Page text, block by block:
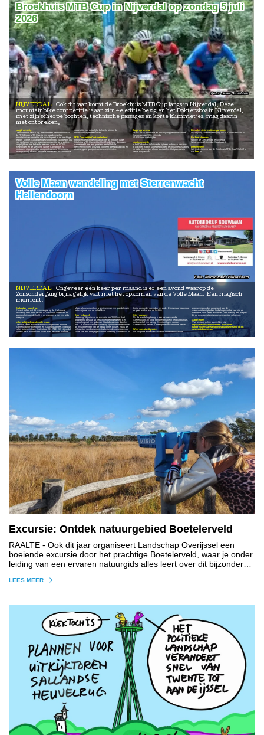
Broekhuis MTB Cup in Nijverdal op zondag 5 juli
2026
NIJVERDAL
mountainbike competitie is aan zijn 4e editie bezig en het Doktersbos in Nijverdal,
met zijn scherpe bochten, technische passages en korte klimmetjes, mag daarin
niet ontbreken.
Laagdrempelig
De Broekhuis MTB Cup, die voorheen bekend stond als
de FPS Bouw MTB Cup, is een laagdrempelige
mountainbike competitie die zich afspeelt in de prachtige
regio's Twente, Salland en de Achterhoek. Wat begon als
een verlangen om een regionale competitie op te zetten,
vergelijkbaar met bekende reeksen zoals de GOW-
wedstrijden en de Veluwse Winter Competitie, is
inmiddels uitgegroeid tot een groot succes. De enorme
belangstelling bewijst dat deze zomerse MTB-competitie
voorziet in een duidelijke behoefte binnen de
mountainbikegemeenschap.
MTB Competitie Oost-Nederland
Het overkoepelende orgaan achter dit initiatief is de
Stichting MTB Competitie Oost-Nederland, die nauw
samenwerkt met een groeiend aantal lokale
fietsverenigingen. Dit zorgt voor een breed draagvlak en
diverse, goed georganiseerde evenementen.
Dagprogramma
08:20 - 13:00 Informatie en inschrijving geopend aan de
Duivecatelaan 10 te Nijverdal
14:30 Einde wedstrijden
Locatie en ronde
In het Dokterbos in Nijverdal ligt een technisch parcours
te wachten waarin scherpe bochten, technische passages
en korte klimmetjes elkaar afwisselen. Het parcours is
veelal singletrack.
Bezoekersinformatie en parkeren
Inschrijving Voetbalvereniging DES. Duivecatelaan 10
Parkeerplaatsen:
Willem de Clercqstraat te Nijverdal
Wilgenweard Nijverdal. Sportlaan 6
Deelnemen?
Wil je deelnemen aan de Broekhuis MTB Cup? Schrijf je
dan hierin.
Jesse Grobbink
Volle Maan wandeling met Sterrenwacht
Hellendoorn
NIJVERDAL
Zonsondergang bijna gelijk valt met het opkomen van de Volle Maan. Een magisch
moment.
Sallandse Heuvelrug
En wat boffen dat dit schouwspel op de Sallandse
heuvelrug heel mooi te zien is. Natuurlijk alleen als er
geen wolkje aan de lucht is en wanneer u met een gids
meegaat.
In het schijnsel van de volle maan
De volle Maan excursie wordt u aangeboden door de
Sterrenwacht Hellendoorn en Staatsbosbeheer. Startpunt
is het buitencentrum, Grotestraat 281, 7441 GS Nijverdal.
Tijdens deze avond komt u van alles te weten over de
Maan, planeten en kunt u genieten van een wandeling in
het schijnsel van de volle Maan.
Sterrenhemel
Maandag 29 juni start de excursie om 21.00 uur. Het
programma bestaat uit verschillende onderdelen. Een
wandeling met een gids van Staatsbosbeheer door het
bos. De nadruk van de wandeling ligt op de sterrenhemel,
de mystieke sfeer van de natuur in het duister, zoals de
silhouetten van bomen en struiken en de oorverdovende
stilte. Met een beetje geluk hoort u de roep van een uil, of
kruist een ander nachtdier het pad... En nu maar hopen dat
er geen wolkje aan de lucht is.
Sterrenwacht
Na de wandeling brengt u een bezoek aan de
Sterrenwacht. U krijgt een presentatie in het planetarium,
de koepel of een lezing. De vrijwilligers van de
Sterrenwacht nemen u mee op een reis door het heelal.
Weersomstandigheden
De volgorde en de verschillende onderdelen van het
programma worden aangepast aan de
weersomstandigheden. In de loop van het jaar zijn er
meerdere volle Maan excursies. Trek kleding aan die past
bij de weersomstandigheden en stevige schoenen.
Aanmelden
Van te voren online aanmelden via:
https://www.staatsbosbeheer.nl/uit-in-de-
natuur/vollemaanwandeling-sallandse-heuvelrugen
www.autobouwman.
Sterrenwacht Hellendoorn
Excursie: Ontdek natuurgebied Boetelerveld
RAALTE - Ook dit jaar organiseert Landschap Overijssel een
boeiende excursie door het prachtige Boetelerveld, waar je onder
leiding van een ervaren natuurgids alles leert over dit bijzondere
LEES MEER